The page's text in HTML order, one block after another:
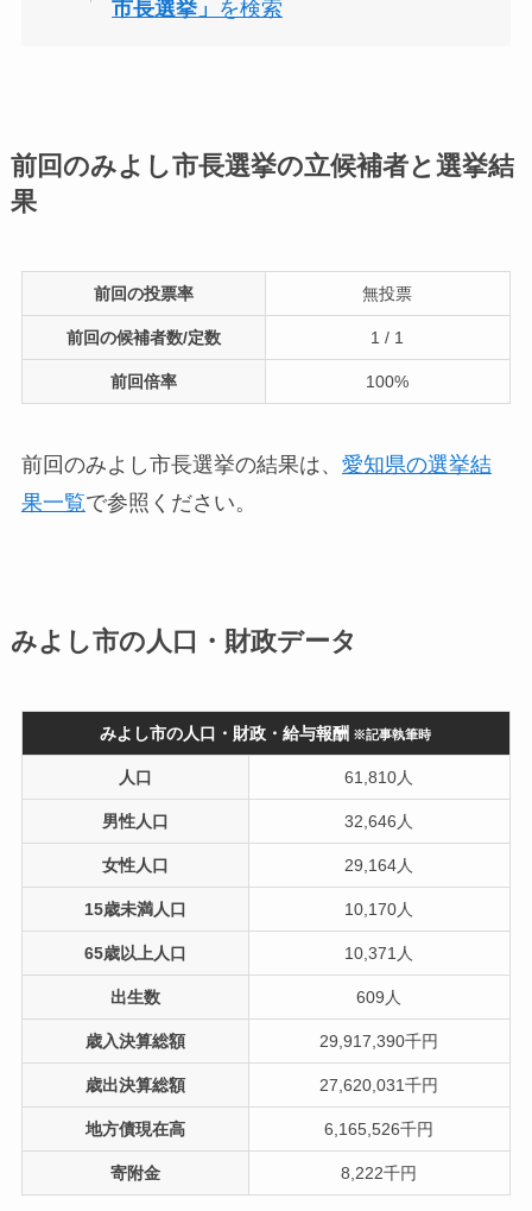
市長選挙」 を検索
前回のみよし市長選挙の立候補者と選挙結
果
前回の投票率 無投票
前回の候補者数/定数 1 / 1
前回倍率 100%
前回のみよし市長選挙の結果は、 愛知県の選挙結
果一覧で参照ください。
みよし市の人口・財政データ
みよし市の人口・財政・給与報酬 ※記事執筆時
人口 61,810人
男性人口 32,646人
女性人口 29,164人
15歳未満人口 10,170人
65歳以上人口 10,371人
出生数 609人
歳入決算総額 29,917,390千円
歳出決算総額 27,620,031千円
地方債現在高 6,165,526千円
寄附金 8,222千円